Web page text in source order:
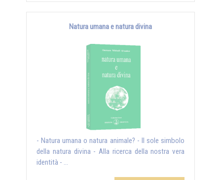
Natura umana e natura divina
- Natura umana o natura animale? - Il sole simbolo
della natura divina - Alla ricerca della nostra vera
identità - ...